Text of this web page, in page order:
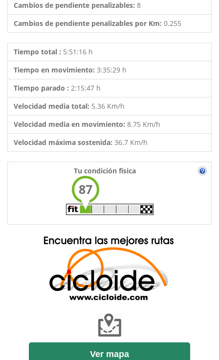
Cambios de pendiente penalizables: 8
Cambios de pendiente penalizables por Km: 0.255
Tiempo total : 5:51:16 h
Tiempo en movimiento: 3:35:29 h
Tiempo parado : 2:15:47 h
Velocidad media total: 5.36 Km/h
Velocidad media en movimiento: 8.75 Km/h
Velocidad máxima sostenida: 36.7 Km/h
Tu condición física
87
Ver mapa